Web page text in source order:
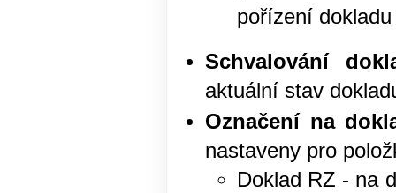
pořízení dokladu
Schvalování
aktuální stav
Označení na
nastaveny pro
Doklad RZ - na